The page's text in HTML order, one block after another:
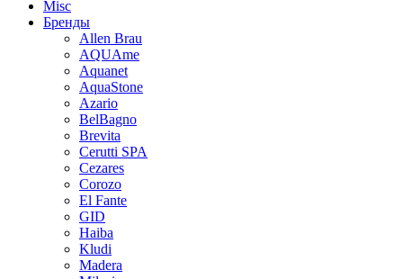
Misc
Бренды
Allen Brau
AQUAme
Aquanet
AquaStone
Azario
BelBagno
Brevita
Cerutti SPA
Cezares
Corozo
El Fante
GID
Haiba
Kludi
Madera